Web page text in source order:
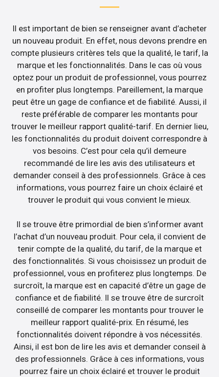
Il est important de bien se renseigner avant d’acheter
un nouveau produit. En effet, nous devons prendre en
compte plusieurs critères tels que la qualité, le tarif, la
marque et les fonctionnalités. Dans le cas où vous
optez pour un produit de professionnel, vous pourrez
en profiter plus longtemps. Pareillement, la marque
peut être un gage de confiance et de fiabilité. Aussi, il
reste préférable de comparer les montants pour
trouver le meilleur rapport qualité-tarif. En dernier lieu,
les fonctionnalités du produit doivent correspondre à
vos besoins. C’est pour cela qu’il demeure
recommandé de lire les avis des utilisateurs et
demander conseil à des professionnels. Grâce à ces
informations, vous pourrez faire un choix éclairé et
trouver le produit qui vous convient le mieux.
Il se trouve être primordial de bien s’informer avant
l’achat d’un nouveau produit. Pour cela, il convient de
tenir compte de la qualité, du tarif, de la marque et
des fonctionnalités. Si vous choisissez un produit de
professionnel, vous en profiterez plus longtemps. De
surcroît, la marque est en capacité d’être un gage de
confiance et de fiabilité. Il se trouve être de surcroît
conseillé de comparer les montants pour trouver le
meilleur rapport qualité-prix. En résumé, les
fonctionnalités doivent répondre à vos nécessités.
Ainsi, il est bon de lire les avis et demander conseil à
des professionnels. Grâce à ces informations, vous
pourrez faire un choix éclairé et trouver le produit